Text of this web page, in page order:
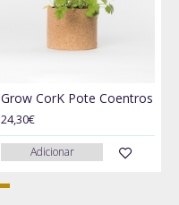
Grow CorK Pote Coentros
24,30€
Adicionar